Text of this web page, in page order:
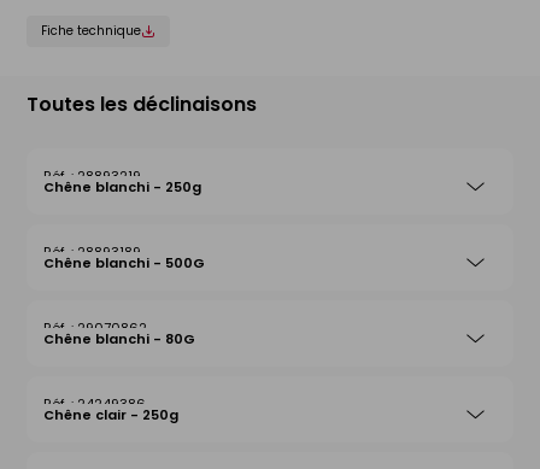
Fiche technique
Toutes les déclinaisons
28893219
Chêne blanchi - 250g
28893189
Chêne blanchi - 500G
29070862
Chêne blanchi - 80G
24249386
Chêne clair - 250g